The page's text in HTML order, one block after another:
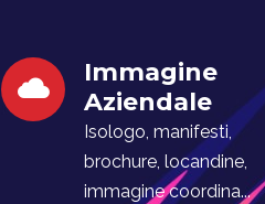
Immagine
Aziendale
Isologo, manifesti,
brochure, locandine,
immagine coordina...